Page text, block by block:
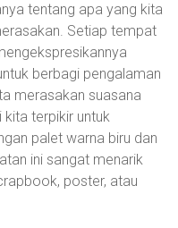
tentang apa yang kita
Setiap tempat
berbagi pengalaman
merasakan suasana
kita terpikir untuk
palet warna biru dan
ini sangat menarik
poster, atau